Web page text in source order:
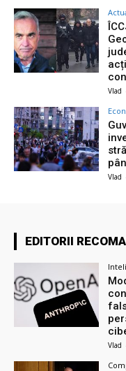
Vlad
Vlad
EDITORII
Vlad